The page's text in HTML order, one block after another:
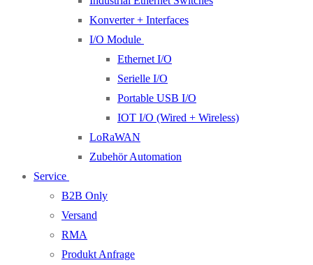
Konverter + Interfaces
I/O Module
Ethernet I/O
Serielle I/O
Portable USB I/O
IOT I/O (Wired + Wireless)
LoRaWAN
Zubehör Automation
Service
B2B Only
Versand
RMA
Produkt Anfrage